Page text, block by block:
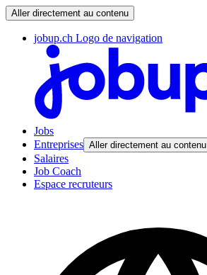
Aller directement au contenu
jobup.ch Logo de navigation
Jobs
Entreprises Aller directement au contenu
Salaires
Job Coach
Espace recruteurs